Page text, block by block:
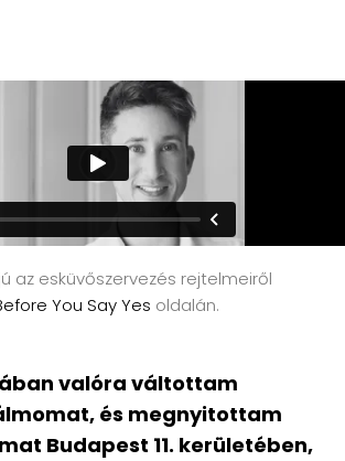
az esküvőszervezés rejtelmeiről
You Say Yes oldalán.
valóra váltottam
és megnyitottam
Budapest 11. kerületében,